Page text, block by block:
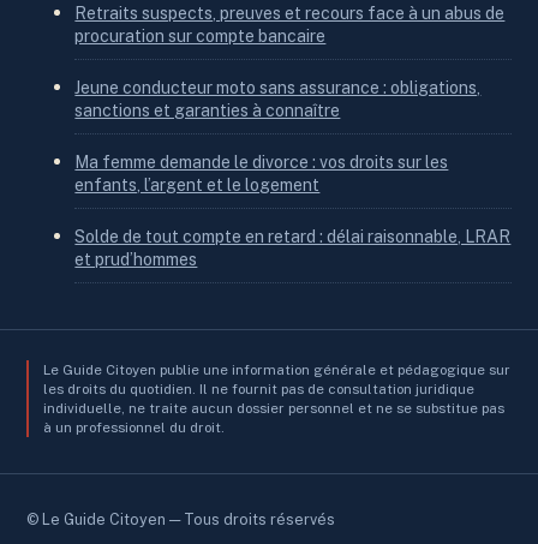
Retraits suspects, preuves et recours face à un abus de
procuration sur compte bancaire
Jeune conducteur moto sans assurance : obligations,
sanctions et garanties à connaître
Ma femme demande le divorce : vos droits sur les
enfants, l’argent et le logement
Solde de tout compte en retard : délai raisonnable, LRAR
et prud’hommes
Le Guide Citoyen publie une information générale et pédagogique sur
les droits du quotidien. Il ne fournit pas de consultation juridique
individuelle, ne traite aucun dossier personnel et ne se substitue pas
à un professionnel du droit.
© Le Guide Citoyen — Tous droits réservés